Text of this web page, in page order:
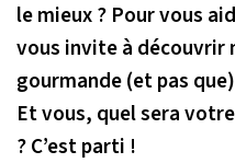
le mieux ? Pour vous
vous invite à découvrir
gourmande (et pas
Et vous, quel sera
? C’est parti !